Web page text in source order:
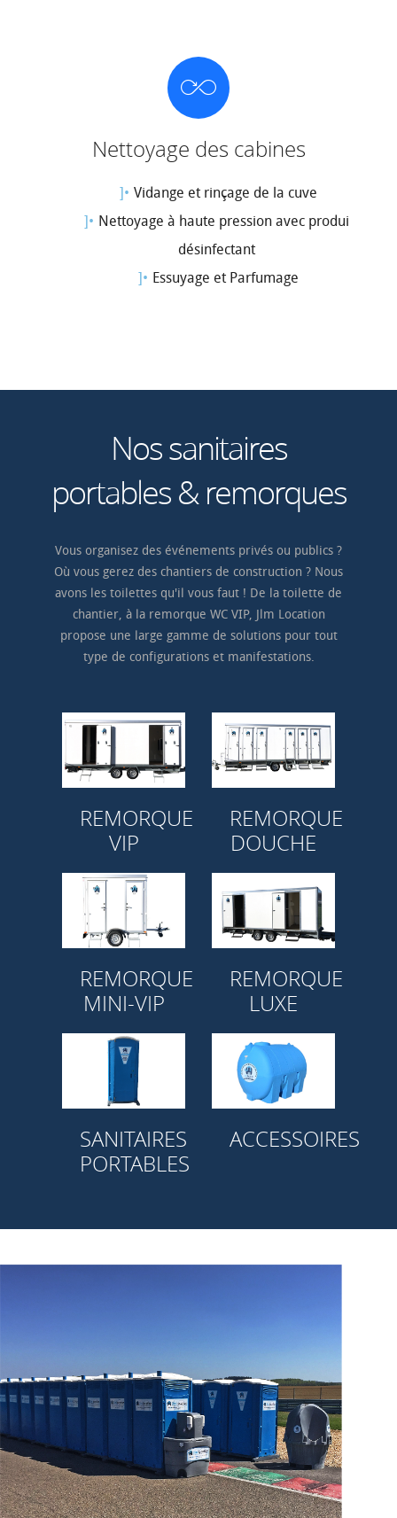
Nettoyage des cabines
Vidange et rinçage de la cuve
Nettoyage à haute pression avec produit
désinfectant
Essuyage et Parfumage
Nos sanitaires
portables & remorques
Vous organisez des événements privés ou publics ?
Où vous gerez des chantiers de construction ? Nous
avons les toilettes qu'il vous faut ! De la toilette de
chantier, à la remorque WC VIP, Jlm Location
propose une large gamme de solutions pour tout
type de configurations et manifestations.
REMORQUE
VIP
REMORQUE
DOUCHE
REMORQUE
MINI-VIP
REMORQUE
LUXE
SANITAIRES
PORTABLES
ACCESSOIRES